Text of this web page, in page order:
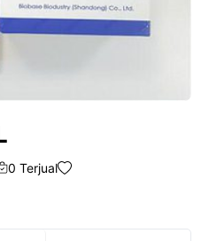
0 Terjual